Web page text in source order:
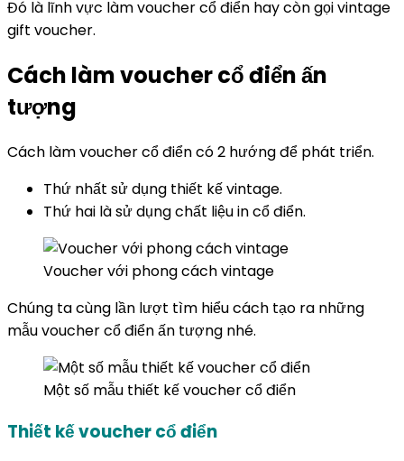
Đó là lĩnh vực làm voucher cổ điển hay còn gọi vintage
gift voucher.
Cách làm voucher cổ điển ấn
tượng
Cách làm voucher cổ điển có 2 hướng để phát triển.
Thứ nhất sử dụng thiết kế vintage.
Thứ hai là sử dụng chất liệu in cổ điển.
Voucher với phong cách vintage
Chúng ta cùng lần lượt tìm hiểu cách tạo ra những
mẫu voucher cổ điển ấn tượng nhé.
Một số mẫu thiết kế voucher cổ điển
Thiết kế voucher cổ điển